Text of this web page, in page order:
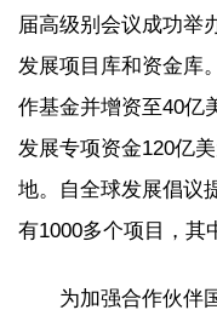
届高级别会议成功举
发展项目库和资金库
作基金并增资至40亿
发展专项资金120亿
地。自全球发展倡议
有1000多个项目，其
为加强合作伙伴